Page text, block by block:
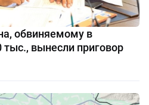
обвиняемому в
тыс., вынесли приговор